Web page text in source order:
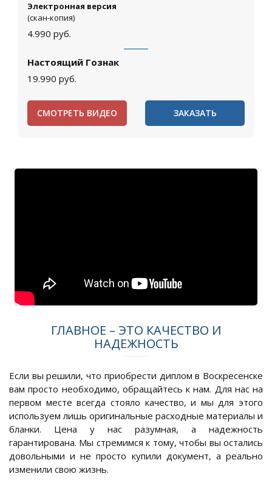
Электронная версия
(скан-копия)
4.990 руб.
Настоящий Гознак
19.990 руб.
СМОТРЕТЬ ВИДЕО ЗАКАЗАТЬ
ГЛАВНОЕ – ЭТО КАЧЕСТВО И
НАДЕЖНОСТЬ
Если вы решили, что приобрести диплом в Воскресенске
вам просто необходимо, обращайтесь к нам. Для нас на
первом месте всегда стояло качество, и мы для этого
используем лишь оригинальные расходные материалы и
бланки. Цена у нас разумная, а надежность
гарантирована. Мы стремимся к тому, чтобы вы остались
довольными и не просто купили документ, а реально
изменили свою жизнь.